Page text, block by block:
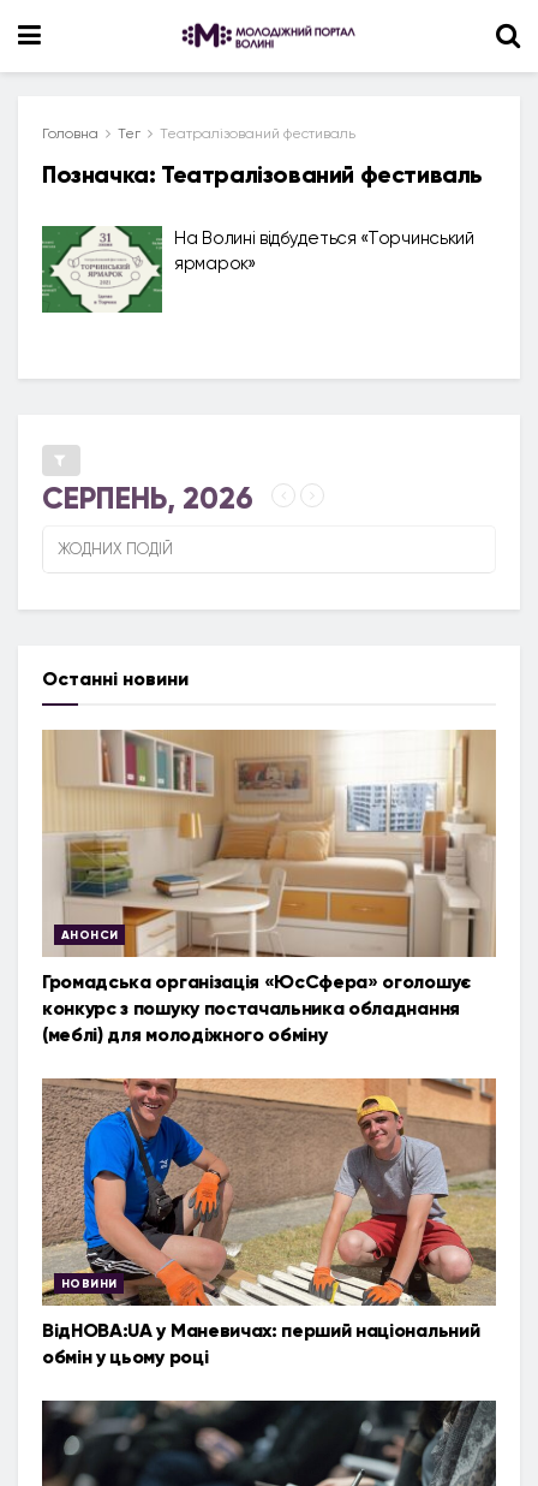
Головна Тег Театралізований фестиваль
Позначка: Театралізований фестиваль
На Волині відбудеться «Торчинський
ярмарок»
СЕРПЕНЬ, 2026
ЖОДНИХ ПОДІЙ
Останні новини
АНОНСИ
Громадська організація «ЮсСфера» оголошує
конкурс з пошуку постачальника обладнання
(меблі) для молодіжного обміну
НОВИНИ
ВідНОВА:UA у Маневичах: перший національний
обмін у цьому році